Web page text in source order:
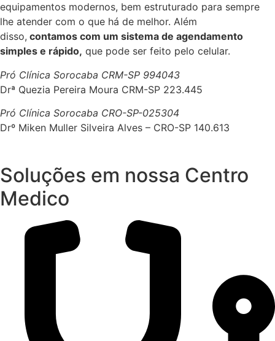
equipamentos modernos, bem estruturado para sempre
lhe atender com o que há de melhor. Além
disso, contamos com um sistema de agendamento
simples e rápido, que pode ser feito pelo celular.
Pró Clínica Sorocaba CRM-SP 994043
Drª Quezia Pereira Moura CRM-SP 223.445
Pró Clínica Sorocaba CRO-SP-025304
Drº Miken Muller Silveira Alves – CRO-SP 140.613
Soluções em nossa Centro
Medico